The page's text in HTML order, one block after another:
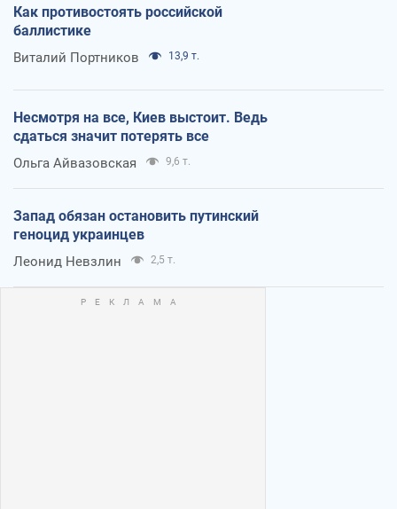
Как противостоять российской
баллистике
Виталий Портников 13,9 т.
Несмотря на все, Киев выстоит. Ведь
сдаться значит потерять все
Ольга Айвазовская 9,6 т.
Запад обязан остановить путинский
геноцид украинцев
Леонид Невзлин 2,5 т.